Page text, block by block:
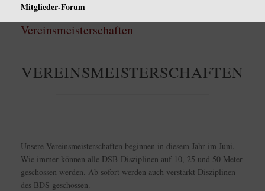
Mitglieder-Forum
Vereinsmeisterschaften
VEREINSMEISTERSCHAFTEN
Unsere Vereinsmeisterschaften beginnen in diesem Jahr im Juni.
Wie immer können alle DSB-Disziplinen auf 10, 25 und 50 Meter
geschossen werden. Ab sofort werden auch verstärkt Disziplinen
des BDS geschossen.